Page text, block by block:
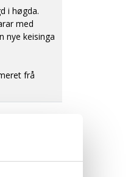
i høgda.
med
nye keisinga
frå